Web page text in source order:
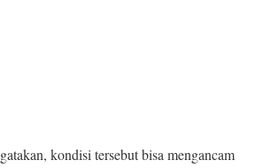
kondisi tersebut bisa mengancam